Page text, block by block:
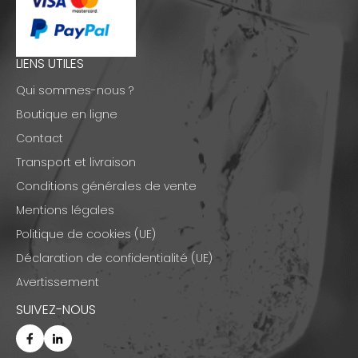
LIENS UTILES
Qui sommes-nous ?
Boutique en ligne
Contact
Transport et livraison
Conditions générales de vente
Mentions légales
Politique de cookies (UE)
Déclaration de confidentialité (UE)
Avertissement
SUIVEZ-NOUS